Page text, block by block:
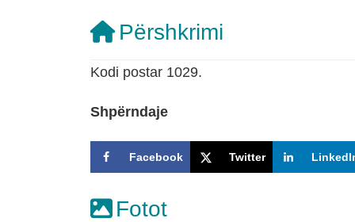
Përshkrimi
Kodi postar 1029.
Shpërndaje
Facebook Twitter
Fotot